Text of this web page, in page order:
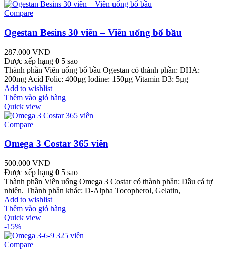
Compare
Ogestan Besins 30 viên – Viên uống bổ bầu
287.000 VND
Được xếp hạng 0 5 sao
Thành phần Viên uống bổ bầu Ogestan có thành phần: DHA:
200mg Acid Folic: 400µg Iodine: 150µg Vitamin D3: 5µg
Add to wishlist
Thêm vào giỏ hàng
Quick view
Compare
Omega 3 Costar 365 viên
500.000 VND
Được xếp hạng 0 5 sao
Thành phần Viên uống Omega 3 Costar có thành phần: Dầu cá tự
nhiên. Thành phần khác: D-Alpha Tocopherol, Gelatin,
Add to wishlist
Thêm vào giỏ hàng
Quick view
-15%
Compare